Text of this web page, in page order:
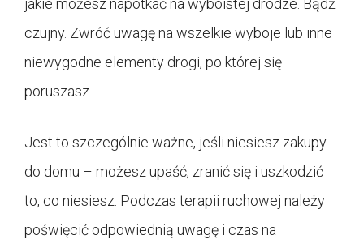
czujny. Zwróć uwagę na wszelkie wyboje lub inne
niewygodne elementy drogi, po której się
poruszasz.
Jest to szczególnie ważne, jeśli niesiesz zakupy
do domu – możesz upaść, zranić się i uszkodzić
to, co niesiesz. Podczas terapii ruchowej należy
poświęcić odpowiednią uwagę i czas na